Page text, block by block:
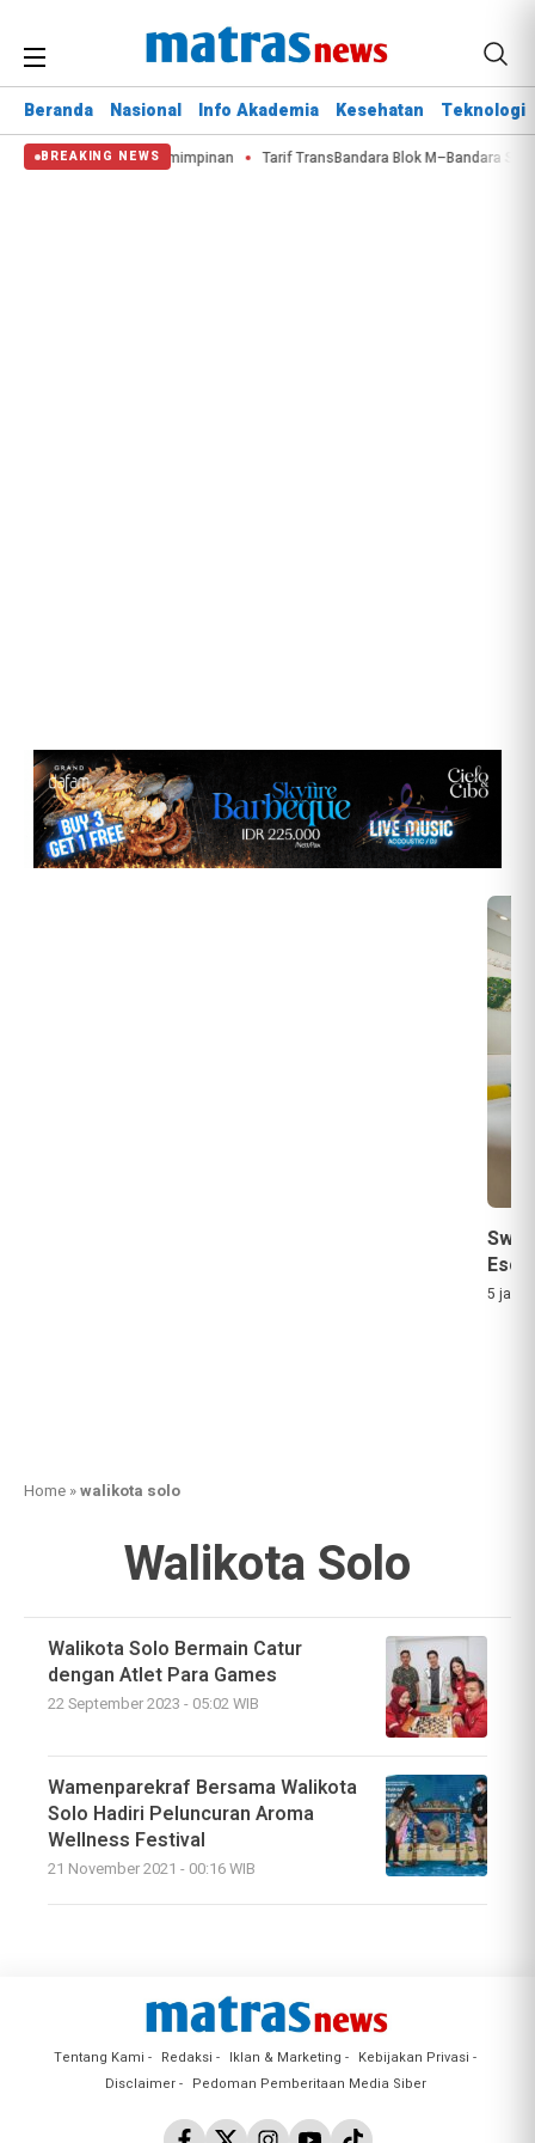
Beranda Nasional Info Akademia Kesehatan Teknologi
BREAKING NEWS
Ikuti Pelatihan Kepemimpinan Tarif TransBandara Blok M–Bandara
5 jam
Home »walikota solo
Walikota Solo
Walikota Solo Bermain Catur
dengan Atlet Para Games
22 September 2023 - 05:02 WIB
Wamenparekraf Bersama Walikota
Solo Hadiri Peluncuran Aroma
Wellness Festival
21 November 2021 - 00:16 WIB
Tentang Kami Redaksi Iklan & Marketing
Kebijakan Privasi
Disclaimer
Pedoman Pemberitaan Media Siber